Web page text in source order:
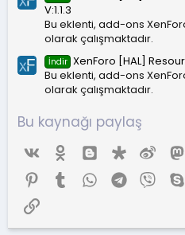
V:1.1.3
Bu eklenti, add-ons
olarak çalışmaktadır.
İndir XenForo [HAL]
Bu eklenti, add-ons
olarak çalışmaktadır.
Bu kaynağı paylaş
Vk Ok BloggerDiaspora
Weibo
Pinterest
TumblrWhatsAppTelegram
Viber
Link